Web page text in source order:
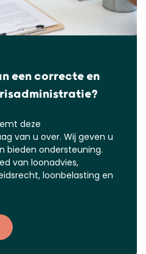
een correcte en
deze
van u over. Wij geven u
bieden ondersteuning.
van loonadvies,
loonbelasting en